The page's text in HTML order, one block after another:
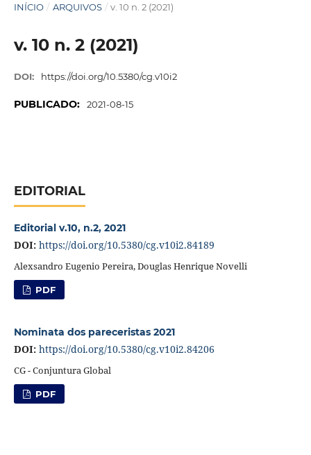
INÍCIO / ARQUIVOS / v. 10 n. 2 (2021)
v. 10 n. 2 (2021)
DOI: https://doi.org/10.5380/cg.v10i2
PUBLICADO: 2021-08-15
EDITORIAL
Editorial v.10, n.2, 2021
DOI: https://doi.org/10.5380/cg.v10i2.84189
Alexsandro Eugenio Pereira, Douglas Henrique Novelli
PDF
Nominata dos pareceristas 2021
DOI: https://doi.org/10.5380/cg.v10i2.84206
CG - Conjuntura Global
PDF